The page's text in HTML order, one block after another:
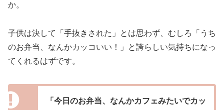
か。
子供は決して「手抜きされた」とは思わず、むしろ「うち
のお弁当、なんかカッコいい！」と誇らしい気持ちになっ
てくれるはずです。
「今日のお弁当、なんかカフェみたいでカッ